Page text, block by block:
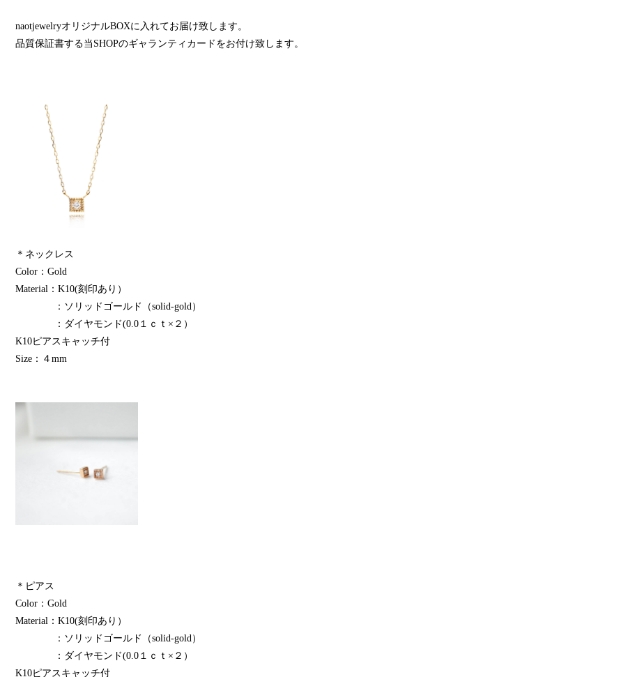
naotjewelryオリジナルBOXに入れてお届け致します。
品質保証書する当SHOPのギャランティカードをお付け致します。
＊ネックレス
Color：Gold
Material：K10(刻印あり）
：ソリッドゴールド（solid-gold）
：ダイヤモンド(0.0１ｃｔ×２）
K10ピアスキャッチ付
Size：４mm
＊ピアス
Color：Gold
Material：K10(刻印あり）
：ソリッドゴールド（solid-gold）
：ダイヤモンド(0.0１ｃｔ×２）
K10ピアスキャッチ付